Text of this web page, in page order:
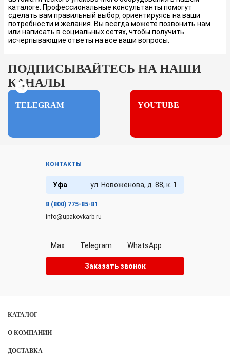
каталоге. Профессиональные консультанты помогут
сделать вам правильный выбор, ориентируясь на ваши
потребности и желания. Вы всегда можете позвонить нам
или написать в социальных сетях, чтобы получить
исчерпывающие ответы на все ваши вопросы.
ПОДПИСЫВАЙТЕСЬ НА НАШИ
КАНАЛЫ
TELEGRAM YOUTUBE
КОНТАКТЫ
Уфа ул. Новоженова, д. 88, к. 1
8 (800) 775-85-81
info@upakovkarb.ru
Max Telegram WhatsApp
Заказать звонок
КАТАЛОГ
О КОМПАНИИ
ДОСТАВКА